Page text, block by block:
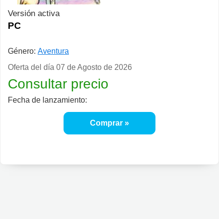
Versión activa
PC
Género: Aventura
Oferta del día 07 de Agosto de 2026
Consultar precio
Fecha de lanzamiento:
Comprar